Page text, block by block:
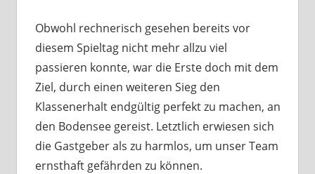
Obwohl rechnerisch gesehen bereits vor
diesem Spieltag nicht mehr allzu viel
passieren konnte, war die Erste doch mit dem
Ziel, durch einen weiteren Sieg den
Klassenerhalt endgültig perfekt zu machen, an
den Bodensee gereist. Letztlich erwiesen sich
die Gastgeber als zu harmlos, um unser Team
ernsthaft gefährden zu können.